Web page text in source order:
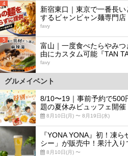
4
新宿東口｜東京で一番長
するビャンビャン麺専門店
favy
5
富山｜一度食べたらやみ
由にカスタム可能『TAN
favy
グルメイベント
8/10〜19｜事前予約で500
題の夏休みビュッフェ開催
8月10日(月) 〜 8月19日(水)
『YONA YONA』初！凍
シー」が販売中！果汁入
8月10日(月) 〜